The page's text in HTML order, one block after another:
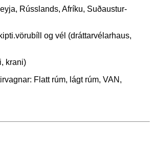
Rússlands, Afríku, Suðaustur-
og vél (dráttarvélarhaus,
krani)
Flatt rúm, lágt rúm, VAN,